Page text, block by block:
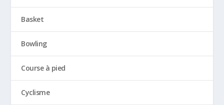
Basket
Bowling
Course à pied
Cyclisme